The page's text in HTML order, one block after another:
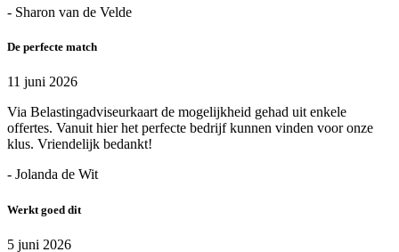
- Sharon van de Velde
De perfecte match
11 juni 2026
Via Belastingadviseurkaart de mogelijkheid gehad uit enkele
offertes. Vanuit hier het perfecte bedrijf kunnen vinden voor onze
klus. Vriendelijk bedankt!
- Jolanda de Wit
Werkt goed dit
5 juni 2026